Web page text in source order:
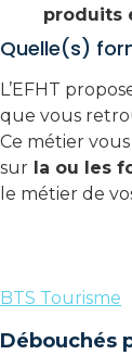
produits
Quelle(s)
L’EFHT
que vous
Ce métier
sur la ou les
le métier de
BTS Tourisme
Débouchés